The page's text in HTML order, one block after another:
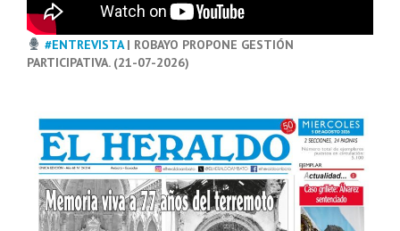
#ENTREVISTA| ROBAYO PROPONE GESTIÓN
PARTICIPATIVA. (21-07-2026)